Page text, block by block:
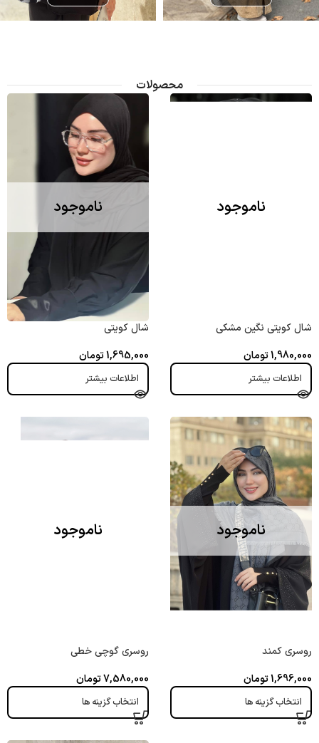
محصولات
ناموجود
شال کویتی نگین مشکی
1,980,000تومان
اطلاعات بیشتر
ناموجود
شال کویتی
1,695,000تومان
اطلاعات بیشتر
ناموجود
روسری کمند
1,696,000تومان
انتخاب گزینه ها
ناموجود
روسری گوچی خطی
7,580,000تومان
انتخاب گزینه ها